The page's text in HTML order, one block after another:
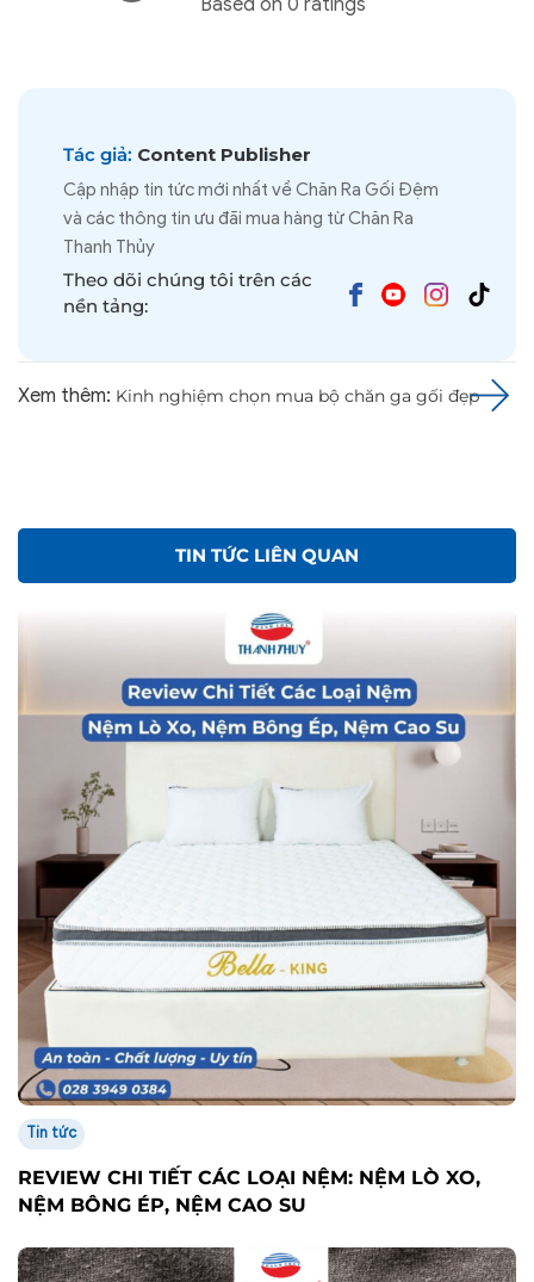
Based on 0 ratings
Tác giả: Content Publisher
Cập nhập tin tức mới nhất về Chăn Ra Gối Đệm
và các thông tin ưu đãi mua hàng từ Chăn Ra
Thanh Thủy
Theo dõi chúng tôi trên các
nền tảng:
Xem thêm: Kinh nghiệm chọn mua bộ chăn ga gối đẹp
TIN TỨC LIÊN QUAN
Tin tức
REVIEW CHI TIẾT CÁC LOẠI NỆM: NỆM LÒ XO,
NỆM BÔNG ÉP, NỆM CAO SU